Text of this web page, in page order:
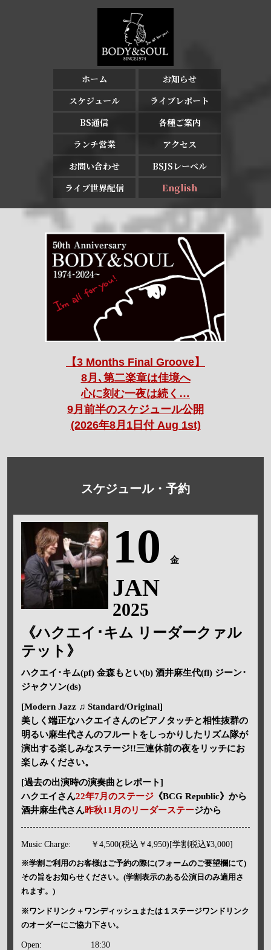
ホーム
お知らせ
スケジュール
ライブレポート
BS通信
各種ご案内
ランチ営業
アクセス
お問い合わせ
BSJSレーベル
ライブ世界配信
English
【3 Months Final Groove】
8月､第二楽章は佳境へ
心に刻む一夜は続く…
9月前半のスケジュール公開
(2026年8月1日付 Aug 1st)
スケジュール・予約
10 金
JAN
2025
《ハクエイ･キム リーダークァル
テット》
ハクエイ･キム(pf) 金森もとい(b) 酒井麻生代(fl) ジーン･
ジャクソン(ds)
[Modern Jazz ♫ Standard/Original]
美しく端正なハクエイさんのピアノタッチと相性抜群の
明るい麻生代さんのフルートをしっかりしたリズム隊が
演出する楽しみなステージ!!三連休前の夜をリッチにお
楽しみください。
[過去の出演時の演奏曲とレポート]
ハクエイさん22年7月のステージ《BCG Republic》から
酒井麻生代さん昨秋11月のリーダーステージから
Music Charge: ￥4,500(税込￥4,950)[学割税込¥3,000]
※学割ご利用のお客様はご予約の際に(フォームのご要望欄にて)
その旨をお知らせください。(学割表示のある公演日のみ適用さ
れます。)
※ワンドリンク＋ワンディッシュまたは１ステージワンドリンク
のオーダーにご協力下さい。
Open: 18:30